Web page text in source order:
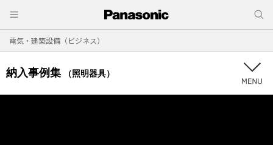
電気・建築設備（ビジネス）
納入事例集 （照明器具）